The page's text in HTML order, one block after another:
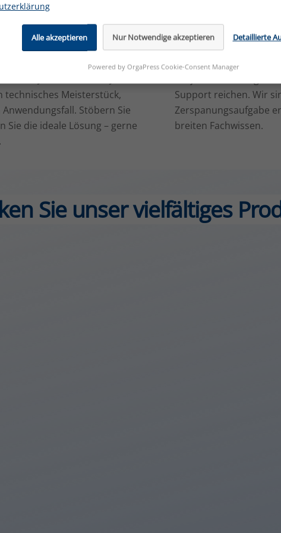
das von brother
Maschinen aus dem Hause
Jet Clean reicht. Jede
technisches Meisterstück,
Stöbern Sie
die ideale Lösung – gerne
Bei W&R endet unsere
umfassende
Projektausführungen
Support reichen. Wir
Zerspanungsaufgabe
breiten Fachwissen.
Sie unser vielfältiges
Alle akzeptieren Nur Notwendige akzeptieren Detaillierte
Powered by OrgaPress Cookie-Consent Manager